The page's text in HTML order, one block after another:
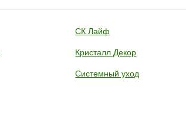
СК Лайф
Кристалл Декор
Системный уход